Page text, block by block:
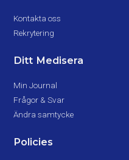
Kontakta oss
Rekrytering
Ditt Medisera
Min Journal
Frågor & Svar
Ändra samtycke
Policies